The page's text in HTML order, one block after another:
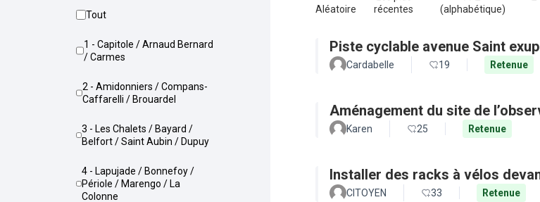
Tout
1 - Capitole / Arnaud Bernard
/ Carmes
2 - Amidonniers / Compans-
Caffarelli / Brouardel
3 - Les Chalets / Bayard /
Belfort / Saint Aubin / Dupuy
4 - Lapujade / Bonnefoy /
Périole / Marengo / La
Colonne
Aléatoire
récentes
(alphabétique)
Piste cyclable avenue Saint
Cardabelle 19 Retenue
Aménagement du site de
Karen 25 Retenue
Installer des racks à vélos
CITOYEN 33 Retenue